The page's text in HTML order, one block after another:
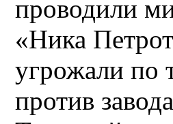
проводили
«Ника
угрожали по
против